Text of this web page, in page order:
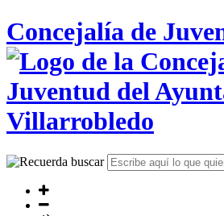
Concejalía de